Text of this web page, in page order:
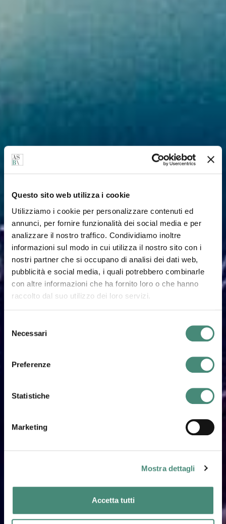
Questo sito web utilizza i cookie
Utilizziamo i cookie per personalizzare contenuti ed
annunci, per fornire funzionalità dei social media e per
analizzare il nostro traffico. Condividiamo inoltre
informazioni sul modo in cui utilizza il nostro sito con i
nostri partner che si occupano di analisi dei dati web,
pubblicità e social media, i quali potrebbero combinarle
con altre informazioni che ha fornito loro o che hanno
raccolto dal suo utilizzo dei loro servizi.
delNecessari
Preferenze
Statistiche
Marketing
Mostra dettagli
Accetta tutti